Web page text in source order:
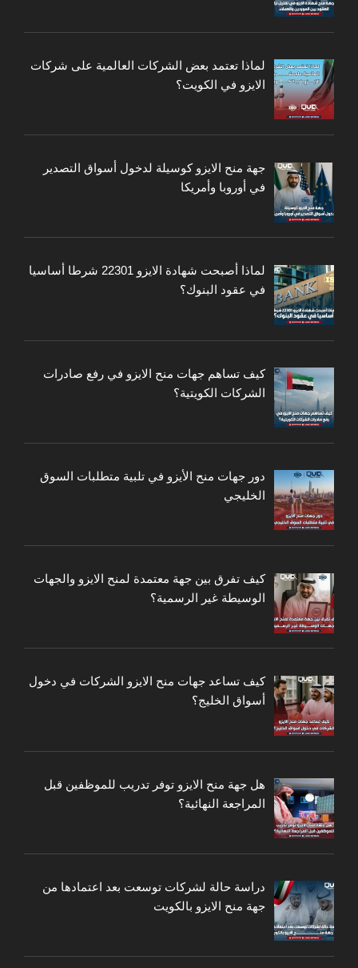
لماذا تعتمد بعض الشركات العالمية على شركات
الايزو في الكويت؟
جهة منح الايزو كوسيلة لدخول أسواق التصدير
في أوروبا وأمريكا
لماذا أصبحت شهادة الايزو 22301 شرطا أساسيا
في عقود البنوك؟
كيف تساهم جهات منح الايزو في رفع صادرات
الشركات الكويتية؟
دور جهات منح الأيزو في تلبية متطلبات السوق
الخليجي
كيف تفرق بين جهة معتمدة لمنح الايزو والجهات
الوسيطة غير الرسمية؟
كيف تساعد جهات منح الايزو الشركات في دخول
أسواق الخليج؟
هل جهة منح الايزو توفر تدريب للموظفين قبل
المراجعة النهائية؟
دراسة حالة لشركات توسعت بعد اعتمادها من
جهة منح الايزو بالكويت